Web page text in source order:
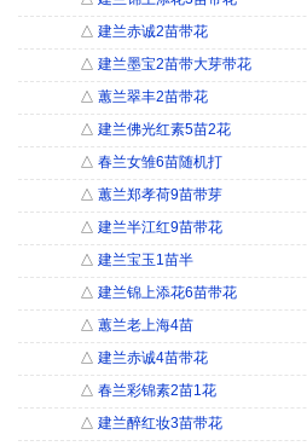
△ 建兰赤诚2苗带花
△ 建兰墨宝2苗带大芽带花
△ 蕙兰翠丰2苗带花
△ 建兰佛光红素5苗2花
△ 春兰女雏6苗随机打
△ 蕙兰郑孝荷9苗带芽
△ 建兰半江红9苗带花
△ 建兰宝玉1苗半
△ 建兰锦上添花6苗带花
△ 蕙兰老上海4苗
△ 建兰赤诚4苗带花
△ 春兰彩锦素2苗1花
△ 建兰醉红妆3苗带花